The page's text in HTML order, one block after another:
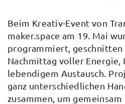
Beim Kreativ-Event von
maker.space am 19. Mai
programmiert, geschnitten
Nachmittag voller Energie,
lebendigem Austausch.
ganz unterschiedlichen
zusammen, um gemeinsam